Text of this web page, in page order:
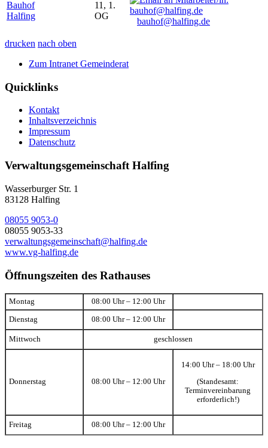
Bauhof
Halfing
11, 1.
OG
bauhof@halfing.de
drucken nach oben
Zum Intranet Gemeinderat
Quicklinks
Kontakt
Inhaltsverzeichnis
Impressum
Datenschutz
Verwaltungsgemeinschaft Halfing
Wasserburger Str. 1
83128 Halfing
08055 9053-0
08055 9053-33
verwaltungsgemeinschaft@halfing.de
www.vg-halfing.de
Öffnungszeiten des Rathauses
Montag 08:00 Uhr – 12:00 Uhr
Dienstag 08:00 Uhr – 12:00 Uhr
Mittwoch geschlossen
Donnerstag 08:00 Uhr – 12:00 Uhr
14:00 Uhr – 18:00 Uhr
(Standesamt:
Terminvereinbarung
erforderlich!)
Freitag 08:00 Uhr – 12:00 Uhr